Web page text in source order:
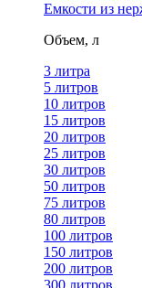
Емкости из
Объем, л
3 литра
5 литров
10 литров
15 литров
20 литров
25 литров
30 литров
50 литров
75 литров
80 литров
100 литров
150 литров
200 литров
300 литров